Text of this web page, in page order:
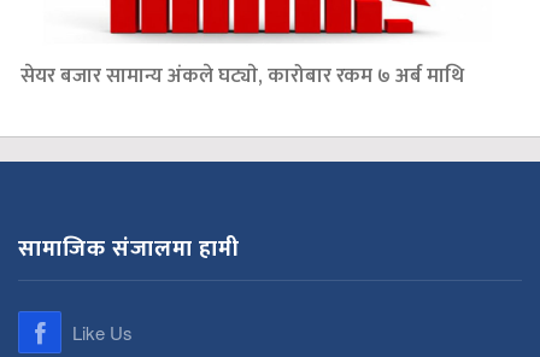
सेयर बजार सामान्य अंकले घट्याे, कारोबार रकम ७ अर्ब माथि
सामाजिक संजालमा हामी
Like Us